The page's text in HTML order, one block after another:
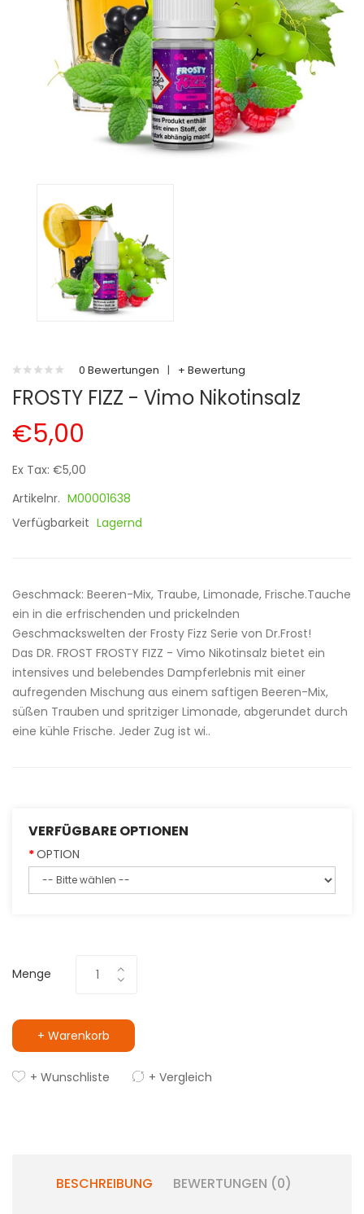
0 Bewertungen | + Bewertung
FROSTY FIZZ - Vimo Nikotinsalz
€5,00
Ex Tax: €5,00
Artikelnr. M00001638
Verfügbarkeit Lagernd
Geschmack: Beeren-Mix, Traube, Limonade, Frische.Tauche
ein in die erfrischenden und prickelnden
Geschmackswelten der Frosty Fizz Serie von Dr.Frost!
Das DR. FROST FROSTY FIZZ - Vimo Nikotinsalz bietet ein
intensives und belebendes Dampferlebnis mit einer
aufregenden Mischung aus einem saftigen Beeren-Mix,
süßen Trauben und spritziger Limonade, abgerundet durch
eine kühle Frische. Jeder Zug ist wi..
VERFÜGBARE OPTIONEN
OPTION
Menge
+ Warenkorb
+ Wunschliste + Vergleich
BESCHREIBUNG BEWERTUNGEN (0)